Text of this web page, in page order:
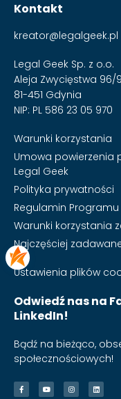
Kontakt
kreator@legalgeek.pl
Legal Geek Sp. z o.o.
Aleja Zwycięstwa 96/
81-451 Gdynia
NIP: PL 586 23 05 970
Warunki korzystania
Umowa powierzenia
Legal Geek
Polityka prywatności
Regulamin Programu
Warunki korzystania
Najczęściej
Ustawienia plików
Odwiedź nas na
LinkedIn!
Bądź na bieżąco,
społecznościowych!